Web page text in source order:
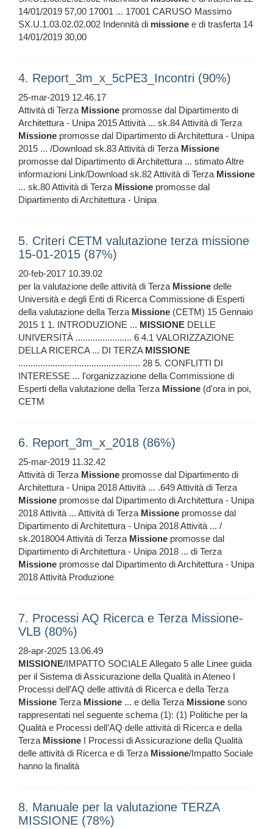
14/01/2019 57,00 17001 ... 17001 CARUSO Massimo
SX.U.1.03.02.02.002 Indennità di missione e di trasferta 14
14/01/2019 30,00
4. Report_3m_x_5cPE3_Incontri (90%)
25-mar-2019 12.46.17
Attività di Terza Missione promosse dal Dipartimento di
Architettura - Unipa 2015 Attività ... sk.84 Attività di Terza
Missione promosse dal Dipartimento di Architettura - Unipa
2015 ... /Download sk.83 Attività di Terza Missione
promosse dal Dipartimento di Architettura ... stimato Altre
informazioni Link/Download sk.82 Attività di Terza Missione
... sk.80 Attività di Terza Missione promosse dal
Dipartimento di Architettura - Unipa
5. Criteri CETM valutazione terza missione
15-01-2015 (87%)
20-feb-2017 10.39.02
per la valutazione delle attività di Terza Missione delle
Università e degli Enti di Ricerca Commissione di Esperti
della valutazione della Terza Missione (CETM) 15 Gennaio
2015 1 1. INTRODUZIONE ... MISSIONE DELLE
UNIVERSITÀ ....................... 6 4.1 VALORIZZAZIONE
DELLA RICERCA ... DI TERZA MISSIONE
.................................................. 28 5. CONFLITTI DI
INTERESSE ... l'organizzazione della Commissione di
Esperti della valutazione della Terza Missione (d'ora in poi,
CETM
6. Report_3m_x_2018 (86%)
25-mar-2019 11.32.42
Attività di Terza Missione promosse dal Dipartimento di
Architettura - Unipa 2018 Attività ... .649 Attività di Terza
Missione promosse dal Dipartimento di Architettura - Unipa
2018 Attività ... Attività di Terza Missione promosse dal
Dipartimento di Architettura - Unipa 2018 Attività ... /
sk.2018004 Attività di Terza Missione promosse dal
Dipartimento di Architettura - Unipa 2018 ... di Terza
Missione promosse dal Dipartimento di Architettura - Unipa
2018 Attività Produzione
7. Processi AQ Ricerca e Terza Missione-
VLB (80%)
28-apr-2025 13.06.49
MISSIONE/IMPATTO SOCIALE Allegato 5 alle Linee guida
per il Sistema di Assicurazione della Qualità in Ateneo I
Processi dell’AQ delle attività di Ricerca e della Terza
Missione Terza Missione ... e della Terza Missione sono
rappresentati nel seguente schema (1): (1) Politiche per la
Qualità e Processi dell’AQ delle attività di Ricerca e della
Terza Missione I Processi di Assicurazione della Qualità
delle attività di Ricerca e di Terza Missione/Impatto Sociale
hanno la finalità
8. Manuale per la valutazione TERZA
MISSIONE (78%)